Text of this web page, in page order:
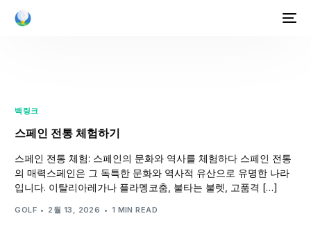
백링크
스페인 전통 체험하기
스페인 전통 체험: 스페인의 문화와 역사를 체험하다 스페인 전통
의 매력스페인은 그 독특한 문화와 역사적 유산으로 유명한 나라
입니다. 이탈리아레가나 플라멩코춤, 불타는 불렛, 고품격 […]
GOLF 2월 13, 2026 1 MIN READ